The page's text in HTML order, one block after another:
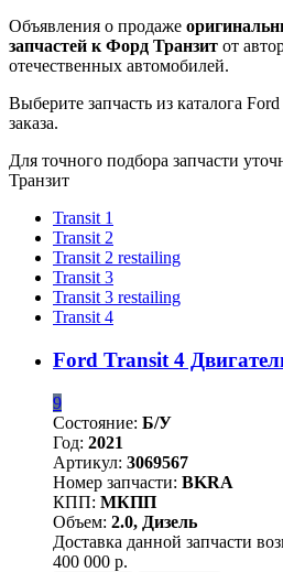
Объявления о продаже
запчастей к Форд Транзит от
отечественных автомобилей.
Выберите запчасть из каталога
заказа.
Для точного подбора запчасти
Транзит
Transit 1
Transit 2
Transit 2 restailing
Transit 3
Transit 3 restailing
Transit 4
Ford Transit 4
9
Состояние: Б/У
Год: 2021
Артикул: 3069567
Номер запчасти: BKRA
КПП: МКПП
Объем: 2.0, Дизель
Доставка данной запчасти
400 000 р.